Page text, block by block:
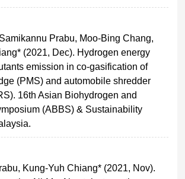
Prabu, Moo-Bing Chang,
(2021, Dec). Hydrogen energy
emission in co-gasification of
(PMS) and automobile shredder
16th Asian Biohydrogen and
(ABBS) & Sustainability
Kung-Yuh Chiang* (2021, Nov).